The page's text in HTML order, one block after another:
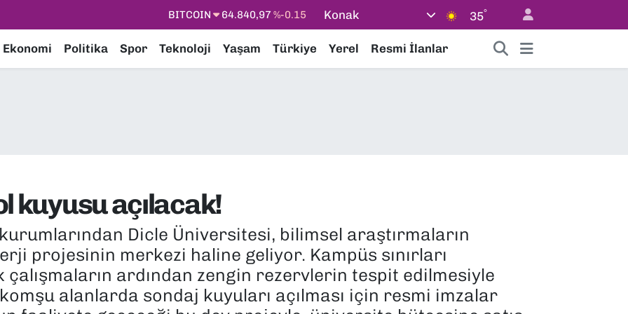
DOLAR 47,7436%0.18
EURO
55,2510%0.32
STERLİN
64,4811%0.38
Konak 35°
Ekonomi Politika Spor Teknoloji Yaşam Türkiye Yerel Resmi İlanlar
kuyusu açılacak!
Dicle Üniversitesi, bilimsel araştırmaların
projesinin merkezi haline geliyor. Kampüs sınırları
ardından zengin rezervlerin tespit edilmesiyle
alanlarda sondaj kuyuları açılması için resmi imzalar